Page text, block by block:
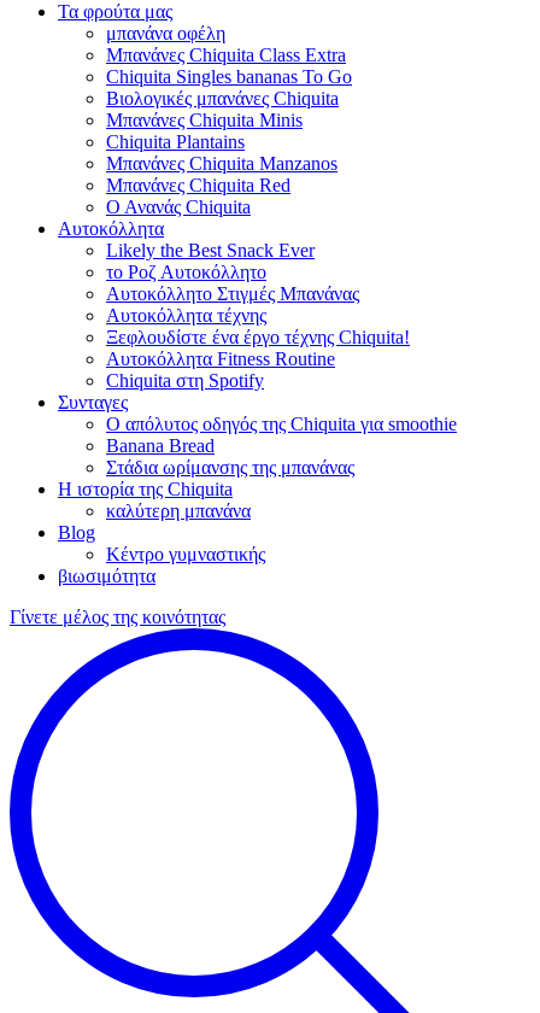
Τα φρούτα μας
μπανάνα οφέλη
Μπανάνες Chiquita Class Extra
Chiquita Singles bananas To Go
Βιολογικές μπανάνες Chiquita
Μπανάνες Chiquita Minis
Chiquita Plantains
Μπανάνες Chiquita Manzanos
Μπανάνες Chiquita Red
Ο Ανανάς Chiquita
Αυτοκόλλητα
Likely the Best Snack Ever
το Ροζ Αυτοκόλλητο
Αυτοκόλλητο Στιγμές Μπανάνας
Αυτοκόλλητα τέχνης
Ξεφλουδίστε ένα έργο τέχνης Chiquita!
Αυτοκόλλητα Fitness Routine
Chiquita στη Spotify
Συνταγες
Ο απόλυτος οδηγός της Chiquita για smoothie
Banana Bread
Στάδια ωρίμανσης της μπανάνας
Η ιστορία της Chiquita
καλύτερη μπανάνα
Blog
Κέντρο γυμναστικής
βιωσιμότητα
Γίνετε μέλος της κοινότητας